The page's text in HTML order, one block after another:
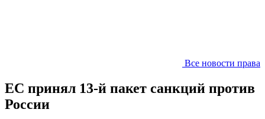
Все новости права
ЕС принял 13-й пакет санкций против
России